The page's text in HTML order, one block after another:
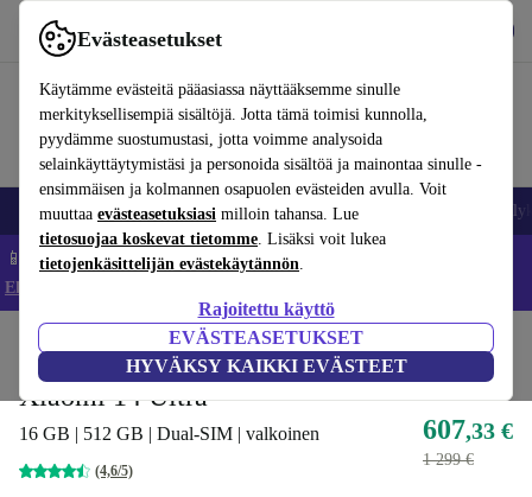
Evästeasetukset
Käytämme evästeitä pääasiassa näyttääksemme sinulle
merkityksellisempiä sisältöjä. Jotta tämä toimisi kunnolla,
pyydämme suostumustasi, jotta voimme analysoida
selainkäyttäytymistäsi ja personoida sisältöä ja mainontaa sinulle -
ensimmäisen ja kolmannen osapuolen evästeiden avulla. Voit
muuttaa evästeasetuksiasi milloin tahansa. Lue
tietosuojaa koskevat tietomme. Lisäksi voit lukea
tietojenkäsittelijän evästekäytännön.
Rajoitettu käyttö
EVÄSTEASETUKSET
HYVÄKSY KAIKKI EVÄSTEET
Käytä refurbed-palvelua nopeasti ja helposti
Matkapuhelimet ja älypuhelimet Kannettavat tietokoneet
📱 Säästä 5 % LISÄÄ iPhoneista – Koodi: IPHONEDEAL –
Ehdot ja säännöt
Matkapuhelimet ja älypuhelimet Xiaomi-puhelimet
Xiaomi 14 Ultra
16 GB | 512 GB | Dual-SIM | valkoinen
(4,6/5)
607,33 €
1 299 €